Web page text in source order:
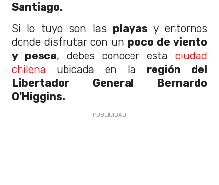
Santiago.
Si lo tuyo son las playas y entornos
donde disfrutar con un poco de viento
y pesca, debes conocer estaciudad
chilena ubicada en la región del
Libertador General Bernardo
O'Higgins.